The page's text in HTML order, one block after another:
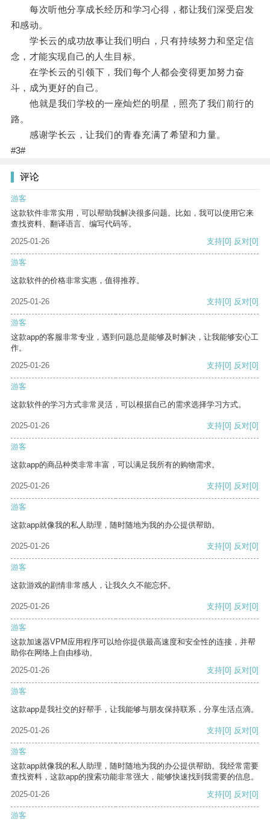
每次听他分享成长经历和学习心得，都让我们深受启发
和感动。
学长云的成功故事让我们明白，只有持续努力和坚定信
念，才能实现自己的人生目标。
在学长云的引领下，我们每个人都会变得更加努力奋
斗，成为更好的自己。
他就是我们学校的一座灿烂的明星，照亮了我们前行的
路。
感谢学长云，让我们的青春充满了希望和力量。
#3#
评论
游客
这款软件非常实用，可以帮助我解决很多问题。比如，我可以使用它来
查找资料、翻译语言、编写代码等。
2025-01-26
支持[0] 反对[0]
游客
这款软件的价格非常实惠，值得推荐。
2025-01-26 支持[0] 反对[0]
游客
这款app的客服非常专业，遇到问题总是能够及时解决，让我能够安心工
作。
2025-01-26
支持[0] 反对[0]
游客
这款软件的学习方式非常灵活，可以根据自己的需求选择学习方式。
2025-01-26 支持[0] 反对[0]
游客
这款app的商品种类非常丰富，可以满足我所有的购物需求。
2025-01-26 支持[0] 反对[0]
游客
这款app就像我的私人助理，随时随地为我的办公提供帮助。
2025-01-26 支持[0] 反对[0]
游客
这款游戏的剧情非常感人，让我久久不能忘怀。
2025-01-26 支持[0] 反对[0]
游客
这款加速器VPM应用程序可以给你提供最高速度和安全性的连接，并帮
助你在网络上自由移动。
2025-01-26
支持[0] 反对[0]
游客
这款app是我社交的好帮手，让我能够与朋友保持联系，分享生活点滴。
2025-01-26 支持[0] 反对[0]
游客
这款app就像我的私人助理，随时随地为我的办公提供帮助。我经常需要
查找资料，这款app的搜索功能非常强大，能够快速找到我需要的信息。
2025-01-26
支持[0] 反对[0]
游客